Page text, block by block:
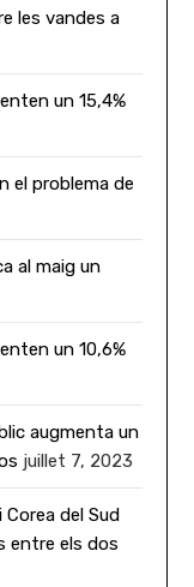
les vandes a
un 15,4%
el problema de
al maig un
un 10,6%
augmenta un
juillet 7, 2023
Corea del Sud
entre els dos